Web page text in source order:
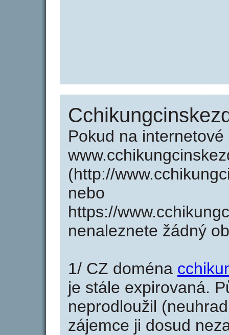
Pokud na internetové
(http://
nebo
https://
nenaleznete žádný
1/ CZ doména
je stále expirovaná.
neprodloužil
zájemce ji dosud